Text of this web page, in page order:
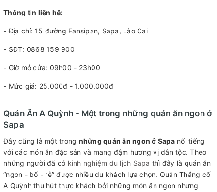
Thông tin liên hệ:
- Địa chỉ: 15 đường Fansipan, Sapa, Lào Cai
- SĐT: 0868 159 900
- Giờ mở cửa: 09h00 - 23h00
- Mức giá: 25.000đ - 1.000.000đ
Quán Ăn A Quỳnh - Một trong những quán ăn ngon ở
Sapa
Đây cũng là một trong những quán ăn ngon ở Sapa nổi tiếng
với các món ăn đặc sản và mang đậm hương vị dân tộc. Theo
những người đã có kinh nghiệm du lịch Sapa thì đây là quán ăn
“ngon - bổ - rẻ” được nhiều du khách lựa chọn. Quán Thắng cố
A Quỳnh thu hút thực khách bởi những món ăn ngon nhưng